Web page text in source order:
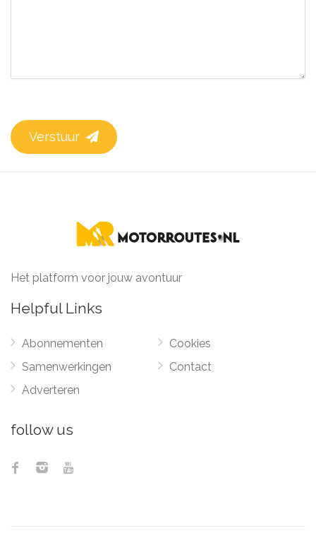
Verstuur
Het platform voor jouw avontuur
Helpful Links
Abonnementen
Samenwerkingen
Adverteren
Cookies
Contact
follow us